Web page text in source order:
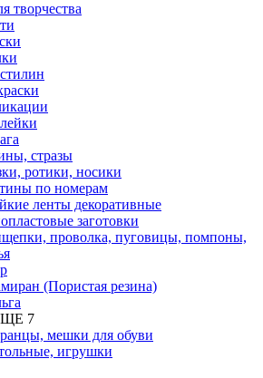
творчества
стразы
ротики, носики
по номерам
ленты декоративные
заготовки
проволка, пуговицы, помпоны,
(Пористая резина)
7
мешки для обуви
игрушки